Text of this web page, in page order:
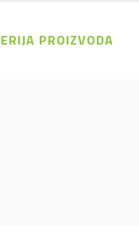
PROIZVODA